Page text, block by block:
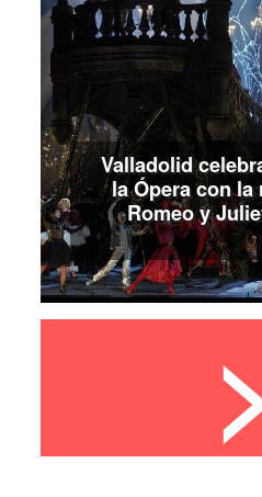
Valladolid
la Ópera con
Romeo y